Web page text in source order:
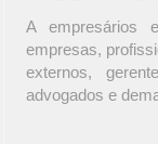
A empresários
empresas,
externos,
advogados e